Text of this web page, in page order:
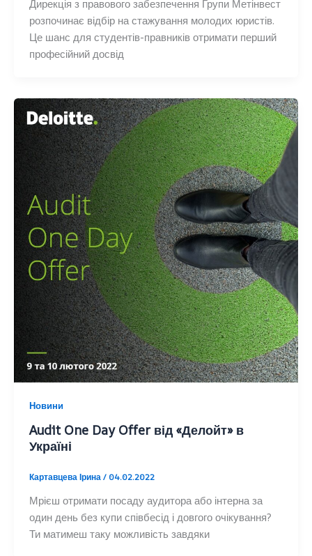
Дирекція з правового забезпечення Групи Метінвест
розпочинає відбір на стажування молодих юристів.
Це шанс для студентів-правників отримати перший
професійний досвід
Новини
Audit One Day Offer від «Делойт» в
Україні
Картавцева Ірина/ 04.02.2022
Мрієш отримати посаду аудитора або інтерна за
один день без купи співбесід і довгого очікування?
Ти матимеш таку можливість завдяки